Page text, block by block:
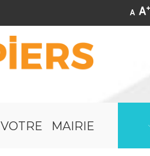
VOTRE MAIRIE